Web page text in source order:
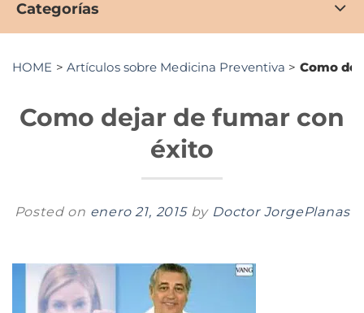
Categorías
HOME > Artículos sobre Medicina Preventiva > Como
Como dejar de fumar con
éxito
Posted on enero 21, 2015 by Doctor JorgePlanas